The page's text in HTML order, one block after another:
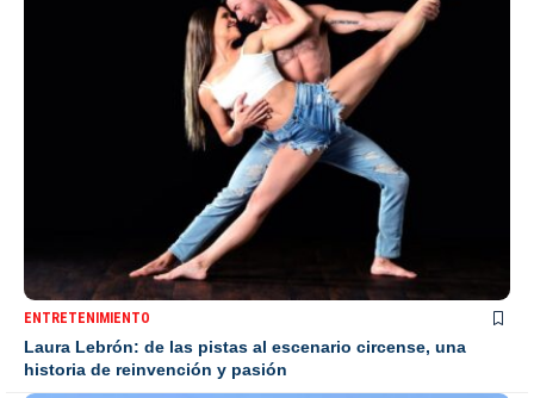
ENTRETENIMIENTO
Laura Lebrón: de las pistas al escenario circense, una
historia de reinvención y pasión